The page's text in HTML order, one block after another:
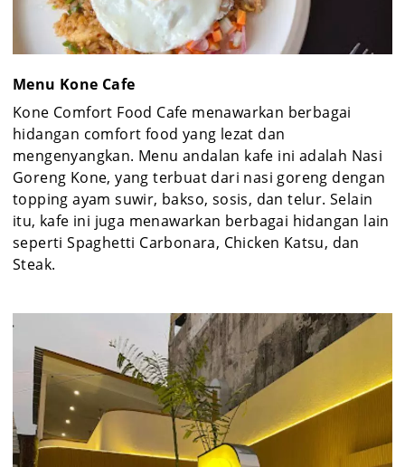
Menu Kone Cafe
Kone Comfort Food Cafe menawarkan berbagai
hidangan comfort food yang lezat dan
mengenyangkan. Menu andalan kafe ini adalah Nasi
Goreng Kone, yang terbuat dari nasi goreng dengan
topping ayam suwir, bakso, sosis, dan telur. Selain
itu, kafe ini juga menawarkan berbagai hidangan lain
seperti Spaghetti Carbonara, Chicken Katsu, dan
Steak.